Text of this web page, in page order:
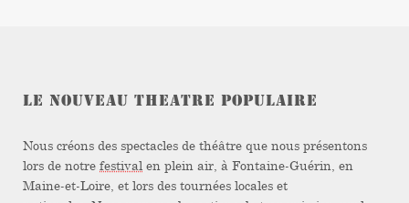
LE NOUVEAU THEATRE POPULAIRE
Nous créons des spectacles de théâtre que nous présentons
lors de notre festival en plein air, à Fontaine-Guérin, en
Maine-et-Loire, et lors des tournées locales et